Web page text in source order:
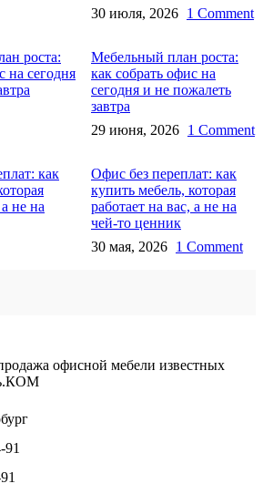
30 июля, 2026 1 Comment
Мебельный план роста:
как собрать офис на
сегодня и не пожалеть
завтра
29 июня, 2026 1 Comment
Офис без переплат: как
купить мебель, которая
работает на вас, а не на
чей‑то ценник
30 мая, 2026 1 Comment
офисной мебели известных